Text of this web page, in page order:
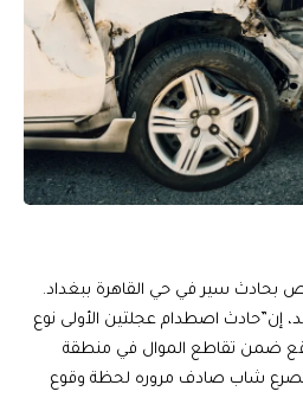
بحادث سير في حي القاهرة ببغداد.
إن”حادث اصطدام عجلتين الأولى نوع
وقع ضمن تقاطع الموال في منطقة
مصرع شاب صادف مروره لحظة وقوع